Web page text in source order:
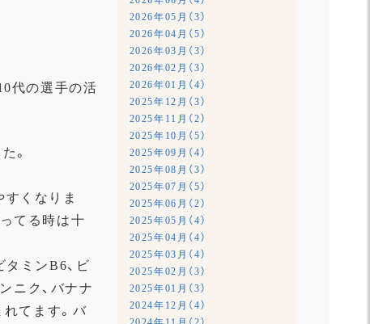
代の選手の活
。
すくなりま
てる時は十
タミンB6、ビ
ニク、バナナ
てます。 バ
2026年05月（3）
2026年04月（5）
2026年03月（3）
2026年02月（3）
2026年01月（4）
2025年12月（3）
2025年11月（2）
2025年10月（5）
2025年09月（4）
2025年08月（3）
2025年07月（5）
2025年06月（2）
2025年05月（4）
2025年04月（4）
2025年03月（4）
2025年02月（3）
2025年01月（3）
2024年12月（4）